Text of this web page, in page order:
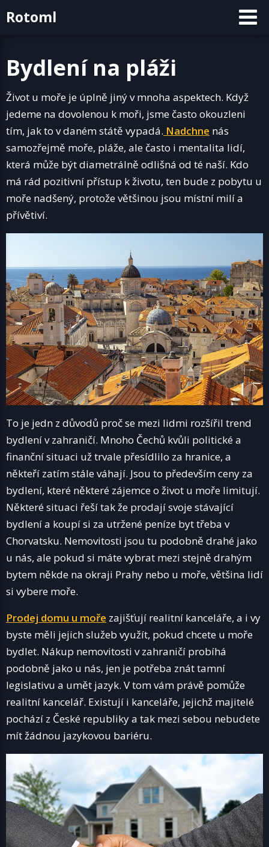
toRotoml
Bydlení na pláži
Život u moře je úplně jiný v mnoha aspektech. Když
jedeme na dovolenou k moři, jsme často okouzleni
tím, jak to v daném státě vypadá. Nadchne nás
samozřejmě moře, pláže, ale často i mentalita lidí,
která může být diametrálně odlišná od té naší. Kdo
má rád pozitivní přístup k životu, ten bude z pobytu u
moře nadšený, protože většinou jsou místní milí a
přívětiví.
To je jedn z důvodů proč se mezi lidmi rozšířil trend
bydlení v zahraničí. Mnoho Čechů kvůli politické a
finanční situaci už trvale přesídlilo za hranice, a
někteří zatím stále váhají. Jsou to především ceny za
bydlení, které některé zájemce o život u moře limitují.
Některé situaci řeší tak že prodají svoje stávající
bydlení a koupí si za utržené peníze byt třeba v
Chorvatsku. Nemovitosti jsou tu podobně drahé jako
u nás, ale pokud si máte vybrat mezi stejně drahým
bytem někde na okraji Prahy nebo u moře, většina lidí
si vybere moře.
Prodej domu u moře zajišťují realitní kanceláře, a i vy
byste měli jejich služeb využít, pokud chcete u moře
bydlet. Nákup nemovitosti v zahraničí probíhá
podobně jako u nás, jen je potřeba znát tamní
legislativu a umět jazyk. V tom vám právě pomůže
realitní kancelář. Existují i kanceláře, jejichž majitelé
pochází z České republiky a tak mezi sebou nebudete
mít žádnou jazykovou bariéru.